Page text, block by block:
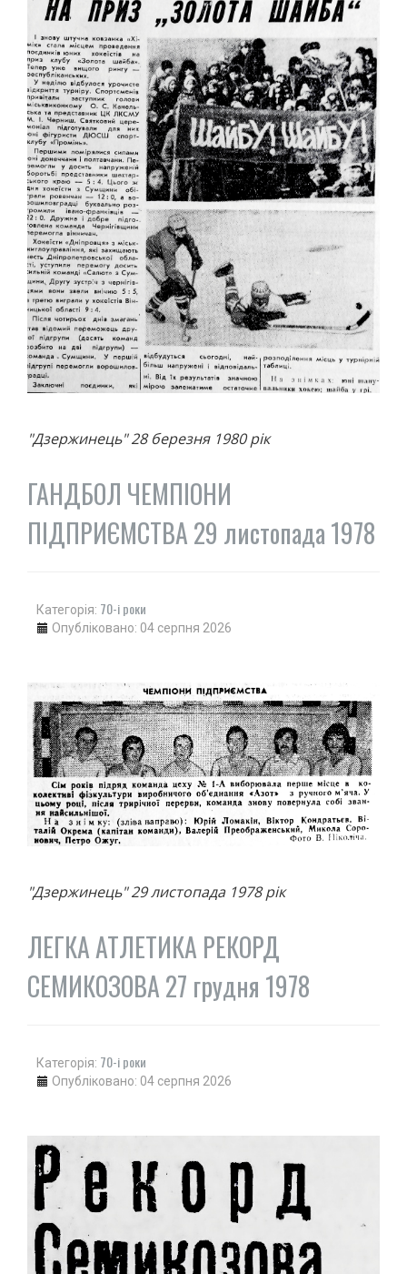
АВТО
МОТО
АВІАСПОРТ
ВЕЛОСПОРТ
СТРІЛЬБА КУЛЬОВА
СТРІЛЬБА З ЛУКА
ФЕХТУВАННЯ ІСТОРИЧНЕ
СУДНОМОДЕЛІЗМ
СИЛОВІ ВИДИ
ВАЖКА АТЛЕТИКА
ПАУЕРЛІФТИНГ
ГИРЬОВИЙ СПОРТ
ЄДИНОБОРСТВА
ТХЕКВОНДО
БОКС
КІКБОКСИНГ
ВІЛЬНА БОРОТЬБА
АЙКІДО
ФРІФАЙТ
ММА
КОМБАТАН
ЛЕГКА АТЛЕТИКА
СТРИБКИ ТА МЕТАННЯ
ТЕНІС
ВЕЛИКИЙ
НАСТІЛЬНИЙ
ВОДНІ ВИДИ
ПОЛО
СТРИБКИ З ТРАМПЛІНУ
ГРЕБЛЯ
ВОДНИЙ ТУРИЗМ
ГІМНАСТИКА
АКРОБАТИКА
СТРИБКИ НА БАТУТІ
ХОКЕЙ
БІГ НА КОНЬКАХ
ФІГУРНЕ КАТАННЯ
ФІГУРНЕ КАТАННЯ НА РОЛИКОВИХ КОВЗАНАХ
ЛОГІЧНІ ІГРИ
ШАШКИ
"Дзержинець" 28 березня 1980 рік
ГАНДБОЛ ЧЕМПІОНИ
ПІДПРИЄМСТВА 29 листопада 1978
Категорія: 70-і роки
Опубліковано: 04 серпня 2026
"Дзержинець" 29 листопада 1978 рік
ЛЕГКА АТЛЕТИКА РЕКОРД
СЕМИКОЗОВА 27 грудня 1978
Категорія: 70-і роки
Опубліковано: 04 серпня 2026